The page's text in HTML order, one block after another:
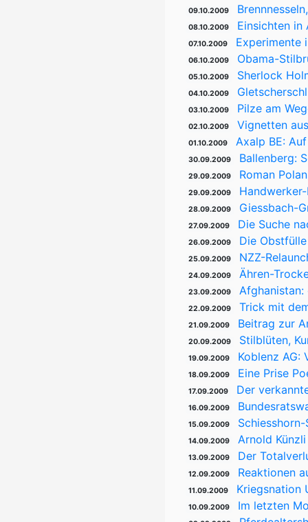
09.10.2009
08.10.2009 Einsichten in
07.10.2009 Experimente
06.10.2009 Obama-
05.10.2009 Sherlock
04.10.2009
03.10.2009 Pilze am
02.10.2009 Vignetten
01.10.2009 Axalp BE:
30.09.2009 Ballenberg:
29.09.2009 Roman
29.09.2009
28.09.2009 Giessbach-
27.09.2009 Die Suche
26.09.2009 Die
25.09.2009 NZZ-
24.09.2009 Ähren-
23.09.2009
22.09.2009 Trick mit
21.09.2009 Beitrag zur
20.09.2009 Stilblüten,
19.09.2009 Koblenz AG:
18.09.2009 Eine Prise
17.09.2009 Der
16.09.2009
15.09.2009
14.09.2009 Arnold
13.09.2009 Der
12.09.2009 Reaktionen
11.09.2009 Kriegsnation
10.09.2009 Im letzten